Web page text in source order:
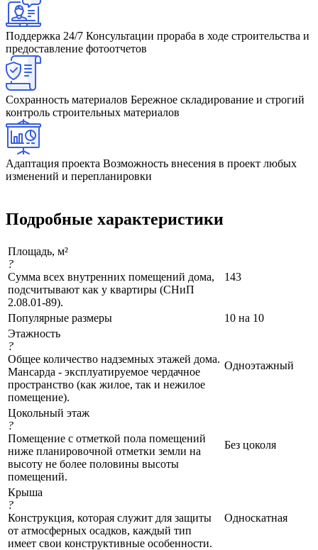
Поддержка 24/7 Консультации прораба в ходе строительства и
предоставление фотоотчетов
Сохранность материалов Бережное складирование и строгий
контроль строительных материалов
Адаптация проекта Возможность внесения в проект любых
изменений и перепланировки
Подробные характеристики
Площадь, м²
?
Сумма всех внутренних помещений дома,
подсчитывают как у квартиры (СНиП
2.08.01-89).
143
Популярные размеры
10 на 10
Этажность
?
Общее количество надземных этажей дома.
Мансарда - эксплуатируемое чердачное
пространство (как жилое, так и нежилое
помещение).
Одноэтажный
Цокольный этаж
?
Помещение с отметкой пола помещений
ниже планировочной отметки земли на
высоту не более половины высоты
помещений.
Без цоколя
Крыша
?
Конструкция, которая служит для защиты
от атмосферных осадков, каждый тип
имеет свои конструктивные особенности.
Односкатная